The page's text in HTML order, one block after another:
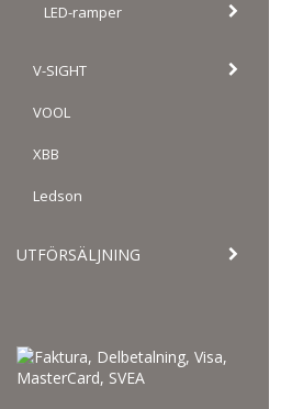
LED-ramper
V-SIGHT
VOOL
XBB
Ledson
UTFÖRSÄLJNING